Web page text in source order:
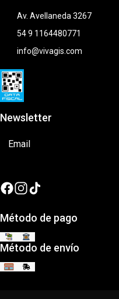
Av. Avellaneda 3267
54 9 1164480771
info@vivagis.com
Newsletter
Método de pago
Método de envío